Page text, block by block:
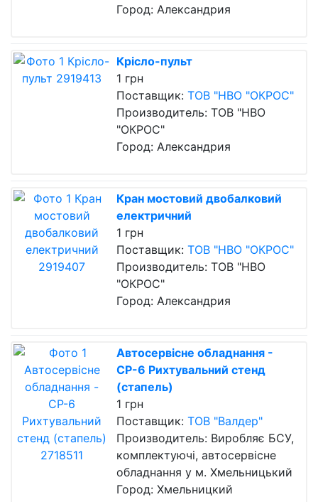
Город: Александрия
Крісло-пульт
1 грн
Поставщик: ТОВ "НВО "ОКРОС"
Производитель: ТОВ "НВО
"ОКРОС"
Город: Александрия
Кран мостовий двобалковий
електричний
1 грн
Поставщик: ТОВ "НВО "ОКРОС"
Производитель: ТОВ "НВО
"ОКРОС"
Город: Александрия
Автосервісне обладнання -
СР-6 Рихтувальний стенд
(стапель)
1 грн
Поставщик: ТОВ "Валдер"
Производитель: Виробляє БСУ,
комплектуючі, автосервісне
обладнання у м. Хмельницький
Город: Хмельницкий